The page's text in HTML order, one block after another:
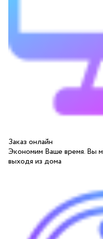
Заказ онлайн
Экономим Ваше время. Вы
выходя из дома